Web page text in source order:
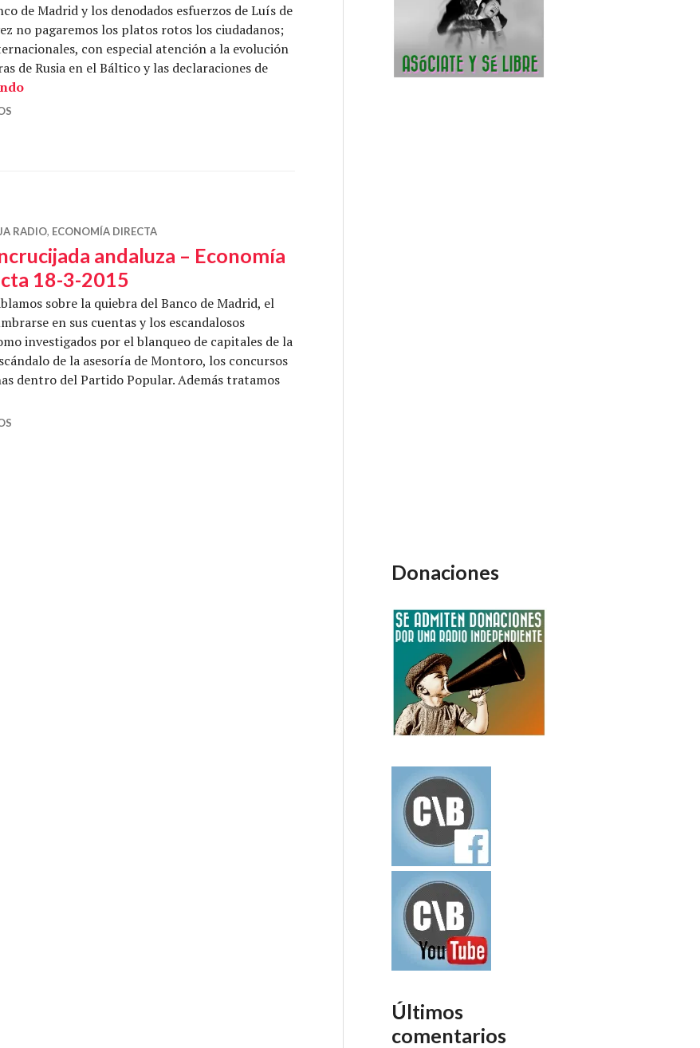
de Madrid y los denodados esfuerzos de Luís de
no pagaremos los platos rotos los ciudadanos;
con especial atención a la evolución
de Rusia en el Báltico y las declaraciones de
Quiebras bancarias y consejos sobre competitividad – Economía Directa 19-3-2015
RADIO, ECONOMÍA DIRECTA
andaluza – Economía
18-3-2015
sobre la quiebra del Banco de Madrid, el
en sus cuentas y los escandalosos
investigados por el blanqueo de capitales de la
de la asesoría de Montoro, los concursos
dentro del Partido Popular. Además tratamos
andaluza – Economía Directa 18-3-2015
Donaciones
Últimos
comentarios